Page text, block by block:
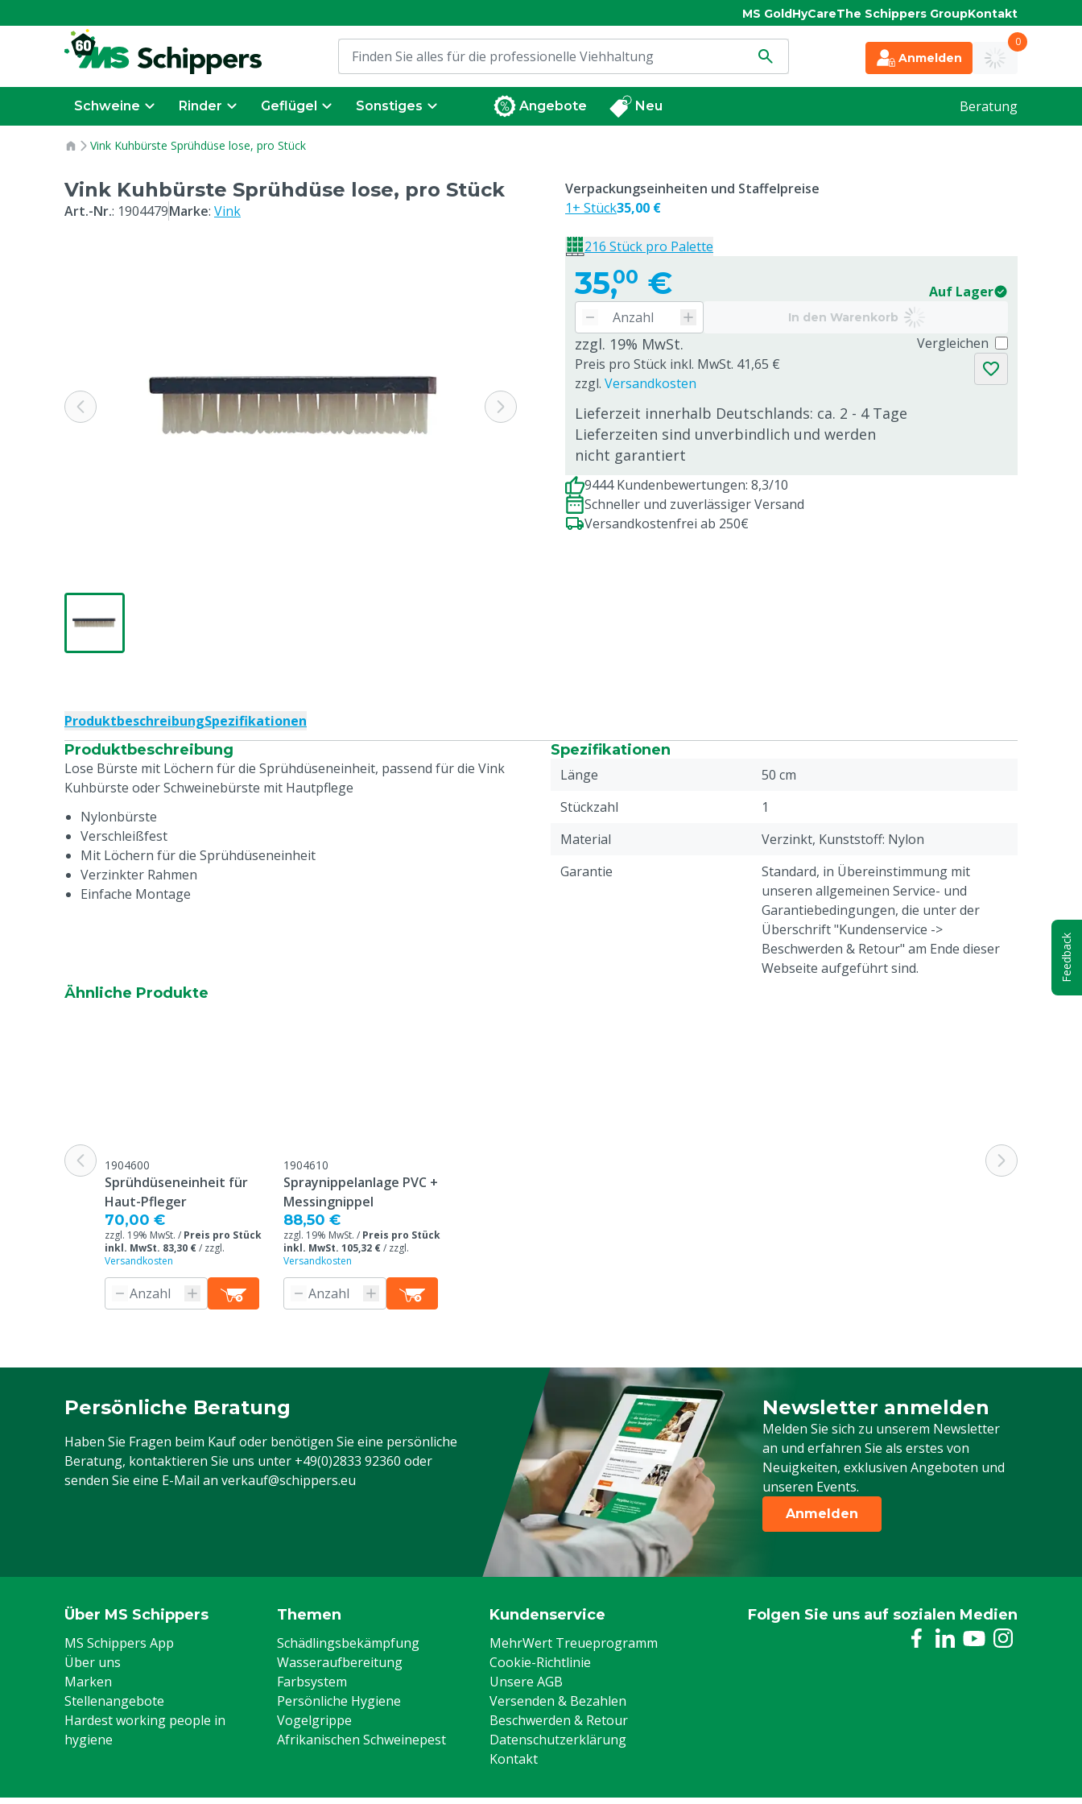
MS GoldHyCareThe Schippers GroupKontakt
Anmelden
0
Schweine Rinder Geflügel Sonstiges Angebote Neu Beratung
Vink Kuhbürste Sprühdüse lose, pro Stück
Vink Kuhbürste Sprühdüse lose, pro Stück
Art.-Nr.: 1904479Marke: Vink
35,00 € Auf Lager
In den Warenkorb
zzgl. 19% MwSt.
Preis pro Stück inkl. MwSt. 41,65 €
zzgl. Versandkosten
Lieferzeit innerhalb Deutschlands: ca. 2 - 4 Tage
Lieferzeiten sind unverbindlich und werden
nicht garantiert
Vergleichen
Verpackungseinheiten und Staffelpreise
1+ Stück35,00 €
216 Stück pro Palette
9444 Kundenbewertungen: 8,3/10
Schneller und zuverlässiger Versand
Versandkostenfrei ab 250€
ProduktbeschreibungSpezifikationen
Produktbeschreibung
Lose Bürste mit Löchern für die Sprühdüseneinheit, passend für die Vink
Kuhbürste oder Schweinebürste mit Hautpflege
Nylonbürste
Verschleißfest
Mit Löchern für die Sprühdüseneinheit
Verzinkter Rahmen
Einfache Montage
Spezifikationen
Länge
50 cm
Stückzahl
1
Material
Verzinkt, Kunststoff: Nylon
Garantie
Standard, in Übereinstimmung mit
unseren allgemeinen Service- und
Garantiebedingungen, die unter der
Überschrift "Kundenservice ->
Beschwerden & Retour" am Ende dieser
Webseite aufgeführt sind.
Ähnliche Produkte
1904600
Sprühdüseneinheit für
Haut-Pfleger
70,00 €
zzgl. 19% MwSt. / Preis pro Stück
inkl. MwSt. 83,30 €/ zzgl.
Versandkosten
1904610
Spraynippelanlage PVC +
Messingnippel
88,50 €
zzgl. 19% MwSt. / Preis pro Stück
inkl. MwSt. 105,32 €/ zzgl.
Versandkosten
Persönliche Beratung
Haben Sie Fragen beim Kauf oder benötigen Sie eine persönliche
Beratung, kontaktieren Sie uns unter +49(0)2833 92360 oder
senden Sie eine E-Mail an verkauf@schippers.eu
Newsletter anmelden
Melden Sie sich zu unserem Newsletter
an und erfahren Sie als erstes von
Neuigkeiten, exklusiven Angeboten und
unseren Events.
Melden Sie sich für unseren Newsletter
Anmelden
Über MS Schippers
MS Schippers App
Über uns
Marken
Stellenangebote
Hardest working people in
hygiene
Themen
Schädlingsbekämpfung
Wasseraufbereitung
Farbsystem
Persönliche Hygiene
Vogelgrippe
Afrikanischen Schweinepest
Kundenservice
MehrWert Treueprogramm
Cookie-Richtlinie
Unsere AGB
Versenden & Bezahlen
Beschwerden & Retour
Datenschutzerklärung
Kontakt
Folgen Sie uns auf sozialen Medien
Feedback